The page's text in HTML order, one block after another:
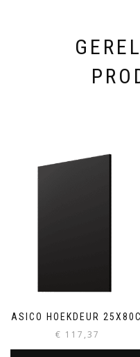
BASICO HOEKDEUR
€ 117,37